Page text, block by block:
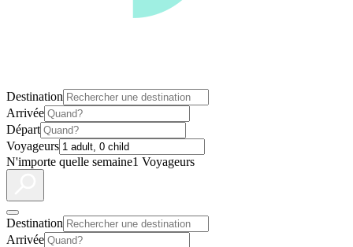
Destination
Arrivée
Départ
Voyageurs
N'importe quelle semaine1 Voyageurs
Destination
Arrivée